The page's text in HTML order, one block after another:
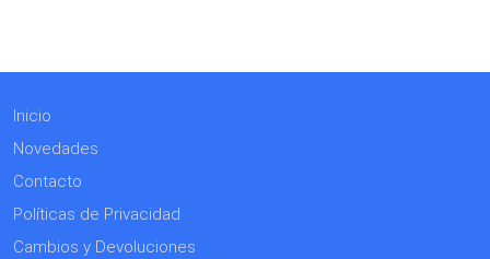
Inicio
Novedades
Contacto
Políticas de Privacidad
Cambios y Devoluciones